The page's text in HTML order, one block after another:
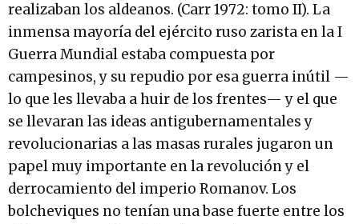
realizaban los aldeanos. (Carr 1972: tomo II). La
inmensa mayoría del ejército ruso zarista en la I
Guerra Mundial estaba compuesta por
campesinos, y su repudio por esa guerra inútil —
lo que les llevaba a huir de los frentes— y el que
se llevaran las ideas antigubernamentales y
revolucionarias a las masas rurales jugaron un
papel muy importante en la revolución y el
derrocamiento del imperio Romanov. Los
bolcheviques no tenían una base fuerte entre los